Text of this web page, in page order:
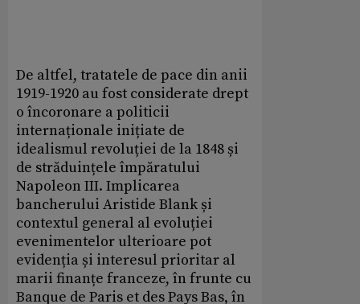
De altfel, tratatele de pace din anii
1919-1920 au fost considerate drept
o încoronare a politicii
internaționale inițiate de
idealismul revoluției de la 1848 și
de străduințele împăratului
Napoleon III. Implicarea
bancherului Aristide Blank și
contextul general al evoluției
evenimentelor ulterioare pot
evidenția și interesul prioritar al
marii finanțe franceze, în frunte cu
Banque de Paris et des Pays Bas, în